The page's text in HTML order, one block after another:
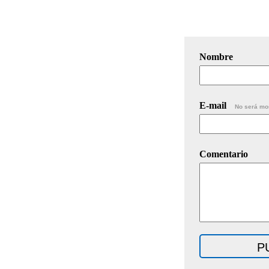
Nombre
E-mail No será
Comentario